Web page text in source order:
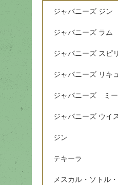
ジャパニーズ ジン
ジャパニーズ ラム
ジャパニーズ スピ
ジャパニーズ リキ
ジャパニーズ ミー
ジャパニーズ ウイ
ジン
テキーラ
メスカル・ソトル